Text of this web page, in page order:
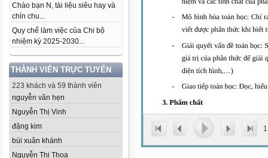
Chào bạn N, tài liệu siêu hay và
chỉn chu...
Quy chế làm việc của Chi bộ
nhiệm kỳ 2025-2030...
THÀNH VIÊN TRỰC TUYẾN
223 khách và 59 thành viên
nguyễn văn hẹn
Nguyễn Thị Vinh
đặng kim
bùi xuân khánh
Nguyễn Thị Thoa
1